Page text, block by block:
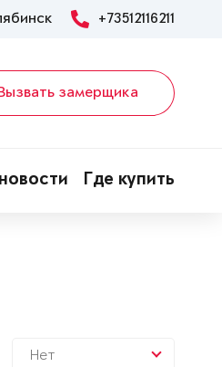
+73512116211
замерщика
Где купить
Нет